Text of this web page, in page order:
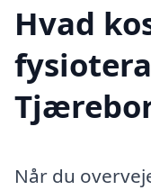
Hvad
Når du